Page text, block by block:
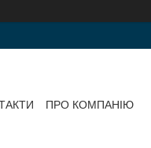
ПРО КОМПАНІЮ